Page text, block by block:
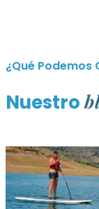
¿Qué Podemos
Nuestro